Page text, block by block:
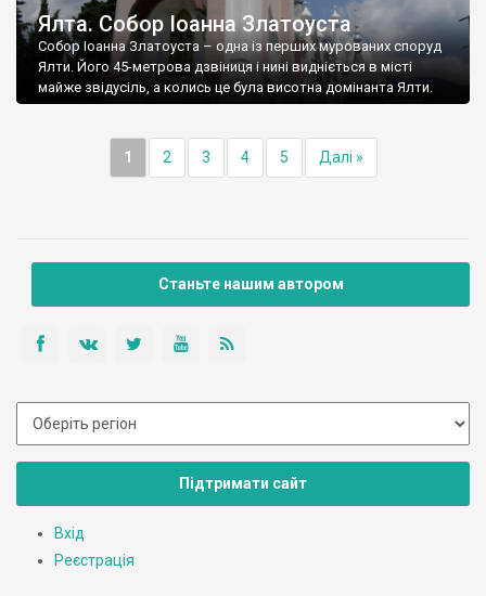
Ялта. Собор Іоанна Златоуста
Собор Іоанна Златоуста – одна із перших мурованих споруд
Ялти. Його 45-метрова дзвіниця і нині видніється в місті
майже звідусіль, а колись це була висотна домінанта Ялти.
1 2 3 4 5 Далі »
Станьте нашим автором
Підтримати сайт
Вхід
Реєстрація